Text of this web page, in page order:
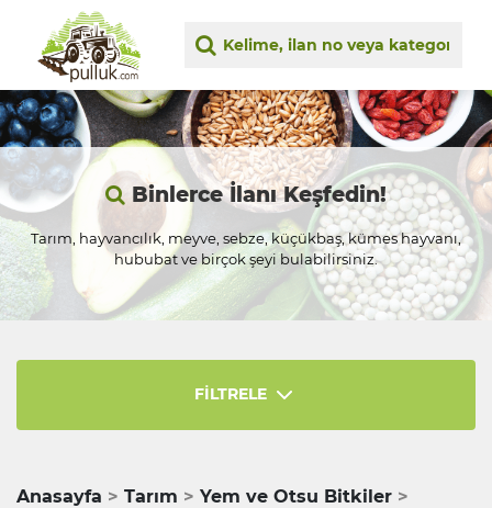
Binlerce İlanı Keşfedin!
Tarım, hayvancılık, meyve, sebze, küçükbaş, kümes hayvanı,
hububat ve birçok şeyi bulabilirsiniz.
FİLTRELE
Anasayfa Tarım
Yem ve Otsu Bitkiler